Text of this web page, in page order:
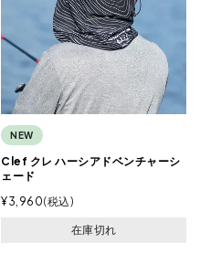
NEW
Clef クレ ハーシアドベンチャーシ
ェード
¥3,960 税込
在庫切れ